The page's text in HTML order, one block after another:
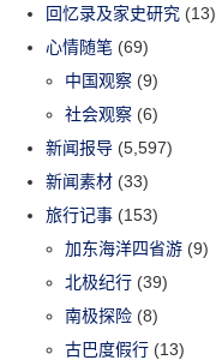
回忆录及家史研究 (13)
心情随笔 (69)
中国观察 (9)
社会观察 (6)
新闻报导 (5,597)
新闻素材 (33)
旅行记事 (153)
加东海洋四省游 (9)
北极纪行 (39)
南极探险 (8)
古巴度假行 (13)